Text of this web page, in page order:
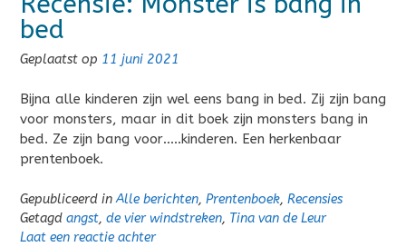
bed
Geplaatst op 11 juni 2021
Bijna alle kinderen zijn wel eens bang in bed. Zij zijn bang
voor monsters, maar in dit boek zijn monsters bang in
bed. Ze zijn bang voor…..kinderen. Een herkenbaar
prentenboek.
Gepubliceerd inAlle berichten, Prentenboek, Recensies
Getagd angst, de vier windstreken, Tina van de Leur
Laat een reactie achter